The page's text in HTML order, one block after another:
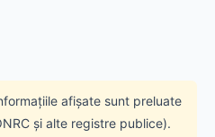
afișate sunt preluate
și alte registre publice).